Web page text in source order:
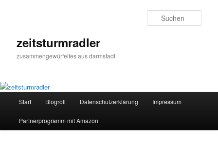
zeitsturmradler
zusammengewürfeltes aus darmstadt
Start Blogroll Datenschutzerklärung Impressum
Partnerprogramm mit Amazon